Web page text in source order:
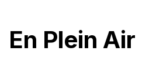
En Plein Air